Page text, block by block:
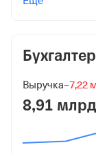
Форма
Дата
Краткое
Выручка−7,22
8,91